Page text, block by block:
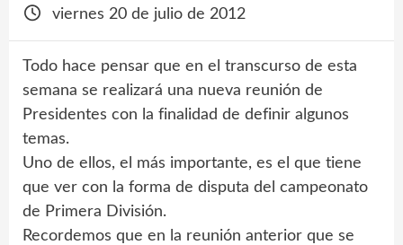
viernes 20 de julio de 2012
Todo hace pensar que en el transcurso de esta
semana se realizará una nueva reunión de
Presidentes con la finalidad de definir algunos
temas.
Uno de ellos, el más importante, es el que tiene
que ver con la forma de disputa del campeonato
de Primera División.
Recordemos que en la reunión anterior que se